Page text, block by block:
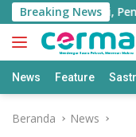
Langsung
ke
konten
Breaking News
Tinggi,
News Feature
Beranda News